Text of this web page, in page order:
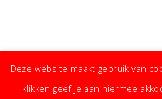
Deze website maakt gebruik van
klikken geef je aan hiermee